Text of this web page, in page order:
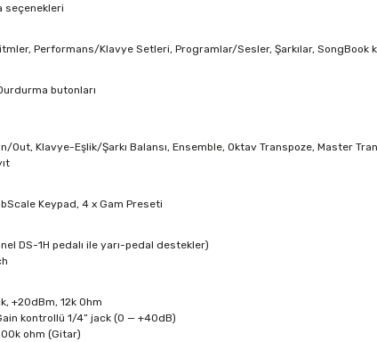
seçenekleri
Performans/Klavye Setleri, Programlar/Sesler, Şarkılar, SongBook
butonları
Out, Klavye-Eşlik/Şarkı Balansı, Ensemble, Oktav Transpoze, Master
Keypad, 4 x Gam Preseti
DS-1H pedalı ile yarı-pedal destekler)
+20dBm, 12k Ohm
kontrollü 1/4” jack (0 — +40dB)
ohm (Gitar)